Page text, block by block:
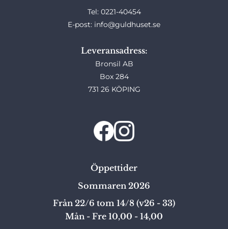
Tel: 0221-40454
E-post: info@guldhuset.se
Leveransadress:
Bronsil AB
Box 284
731 26 KÖPING
Öppettider
Sommaren 2026
Från 22/6 tom 14/8 (v26 - 33)
Mån - Fre 10,00 - 14,00